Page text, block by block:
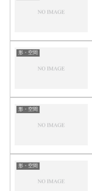
形・空間
形・空間
形・空間